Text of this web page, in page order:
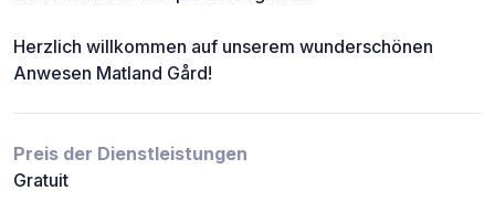
Herzlich willkommen auf unserem wunderschönen
Anwesen Matland Gård!
Preis der Dienstleistungen
Gratuit